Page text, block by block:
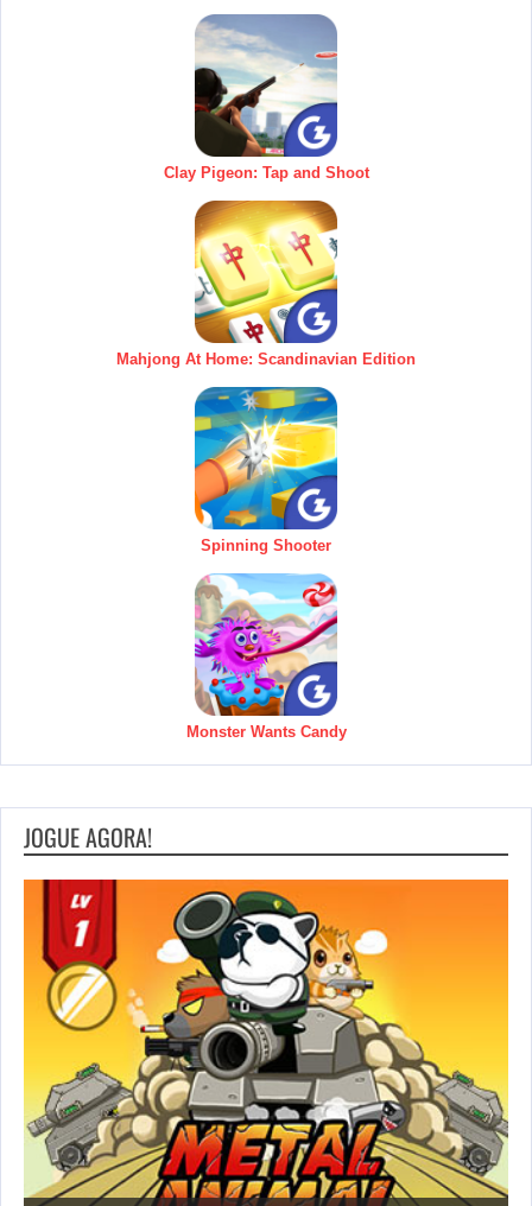
Clay Pigeon: Tap and Shoot
Mahjong At Home: Scandinavian Edition
Spinning Shooter
Monster Wants Candy
JOGUE AGORA!